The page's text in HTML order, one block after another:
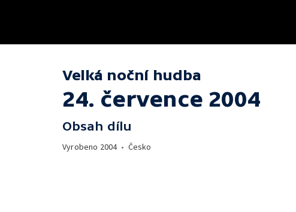
Velká noční hudba
24. července 2004
Obsah dílu
Vyrobeno 2004• Česko